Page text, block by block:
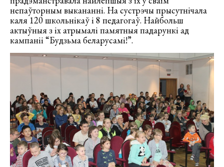
непаўторным выкананні. На сустрэчы прысутнічала
каля 120 школьнікаў і 8 педагогаў. Найбольш
актыўныя з іх атрымалі памятныя падарункі ад
кампаніі “Будзьма беларусамі!”.